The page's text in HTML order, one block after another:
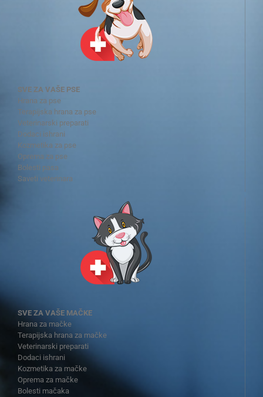
SVE ZA VAŠE PSE
Hrana za pse
Terapijska hrana za pse
Veterinarski preparati
Dodaci ishrani
Kozmetika za pse
Oprema za pse
Bolesti pasa
Saveti veterinara
SVE ZA VAŠE MAČKE
Hrana za mačke
Terapijska hrana za mačke
Veterinarski preparati
Dodaci ishrani
Kozmetika za mačke
Oprema za mačke
Bolesti mačaka